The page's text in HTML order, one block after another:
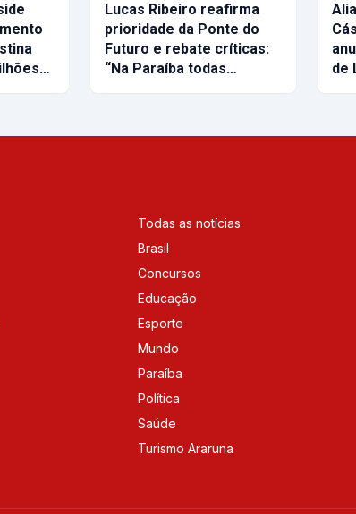
Lucas Ribeiro reafirma
prioridade da Ponte do
Futuro e rebate críticas:
“Na Paraíba todas…
de
Todas as notícias
Brasil
Concursos
Educação
Esporte
Mundo
Paraíba
Política
Saúde
Turismo Araruna